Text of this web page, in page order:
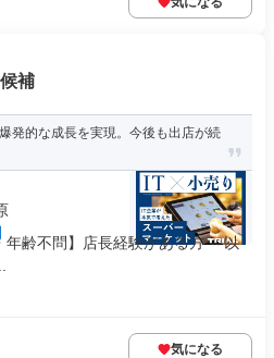
補
発的な成長を実現。今後も出店が続
齢不問】店長経験がある方 ～以
気になる